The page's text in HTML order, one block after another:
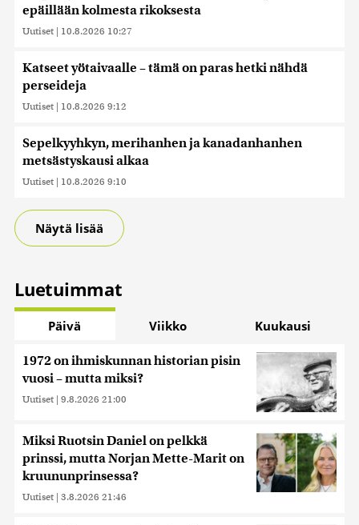
epäillään kolmesta rikoksesta
Uutiset | 10.8.2026 10:27
Katseet yötaivaalle – tämä on paras hetki nähdä
perseideja
Uutiset | 10.8.2026 9:12
Sepelkyyhkyn, merihanhen ja kanadanhanhen
metsästyskausi alkaa
Uutiset | 10.8.2026 9:10
Näytä lisää
Luetuimmat
Päivä Viikko Kuukausi
1972 on ihmiskunnan historian pisin
vuosi – mutta miksi?
Uutiset | 9.8.2026 21:00
Miksi Ruotsin Daniel on pelkkä
prinssi, mutta Norjan Mette-Marit on
kruununprinsessa?
Uutiset | 3.8.2026 21:46